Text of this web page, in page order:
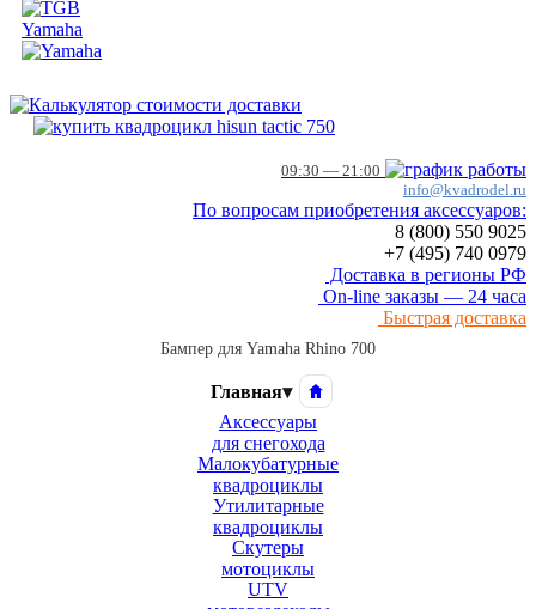
Yamaha
09:30 — 21:00
info@kvadrodel.ru
По вопросам приобретения аксессуаров:
8 (800) 550 9025
+7 (495) 740 0979
Доставка в регионы РФ
On-line заказы — 24 часа
Быстрая доставка
Бампер для Yamaha Rhino 700
Главная▾
Аксессуары
для снегохода
Малокубатурные
квадроциклы
Утилитарные
квадроциклы
Скутеры
мотоциклы
UTV